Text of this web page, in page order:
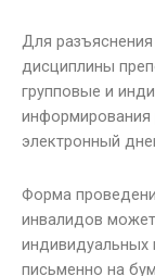
Для
дисциплины
групповые и
информирования
электронный
Форма
инвалидов
индивидуальных
письменно на